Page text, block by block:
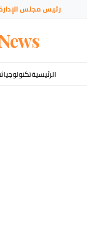
رئيس مجلس
الرئيسيةتكنولوجيا